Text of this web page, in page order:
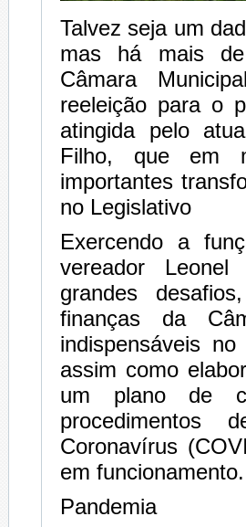
Talvez seja um
mas há mais
Câmara
reeleição para o
atingida pelo
Filho, que em
importantes
no Legislativo
Exercendo a
vereador
grandes
finanças da
indispensáveis
assim como
um plano de
procedimentos
Coronavírus
em funcionamento.
Pandemia